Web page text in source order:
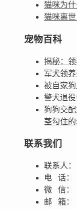
猫咪为
猫咪离世
宠物百科
揭秘：
军犬领
被自家
警犬退
狗狗交
茎勾住的
联系我们
联系人：
电 话：
微 信：
邮 箱：